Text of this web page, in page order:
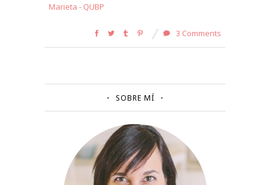
Marieta - QUBP
3 Comments
SOBRE MÍ